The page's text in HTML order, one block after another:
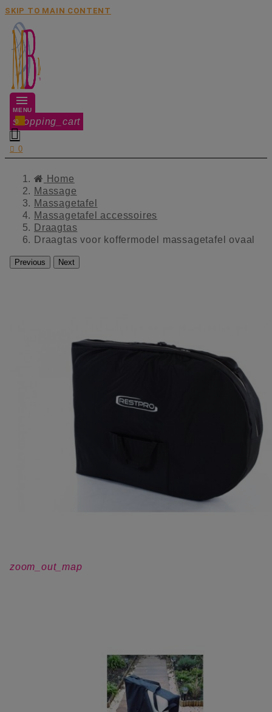
SKIP TO MAIN CONTENT
MENU
shopping_cart
0

 0
Home
Massage
Massagetafel
Massagetafel accessoires
Draagtas
Draagtas voor koffermodel massagetafel ovaal
Previous Next
zoom_out_map